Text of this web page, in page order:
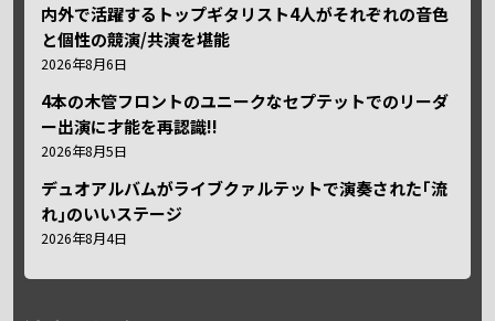
内外で活躍するトップギタリスト4人がそれぞれの音色
と個性の競演/共演を堪能
2026年8月6日
4本の木管フロントのユニークなセプテットでのリーダ
ー出演に才能を再認識!!
2026年8月5日
デュオアルバムがライブクァルテットで演奏された｢流
れ｣のいいステージ
2026年8月4日